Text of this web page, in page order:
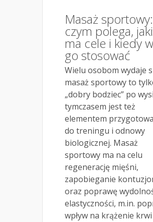
Masaż
czym polega,
ma cele i kiedy
go stosować
Wielu osobom wydaje
masaż sportowy to
„dobry bodziec” po
tymczasem jest też
elementem
do treningu i odnowy
biologicznej. Masaż
sportowy ma na celu
regenerację mięśni,
zapobieganie
oraz poprawę
elastyczności, m.in.
wpływ na krążenie krwi